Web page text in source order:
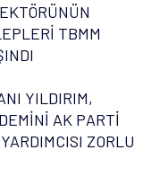
TBMM
YILDIRIM,
AK PARTİ
ZORLU